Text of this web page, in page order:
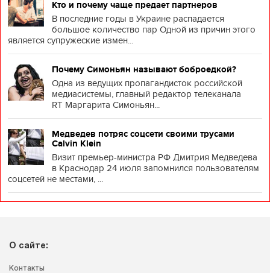
Кто и почему чаще предает партнеров
В последние годы в Украине распадается
большое количество пар Одной из причин этого
является супружеские измен...
Почему Симоньян называют боброедкой?
Одна из ведущих пропагандисток российской
медиасистемы, главный редактор телеканала
RT Маргарита Симоньян...
Медведев потряс соцсети своими трусами
Calvin Klein
Визит премьер-министра РФ Дмитрия Медведева
в Краснодар 24 июля запомнился пользователям
соцсетей не местами, ...
О сайте:
Контакты